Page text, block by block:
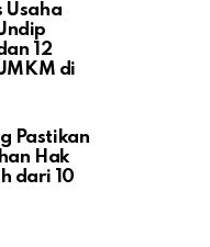
Usaha
12
di
Pastikan
Hak
dari 10